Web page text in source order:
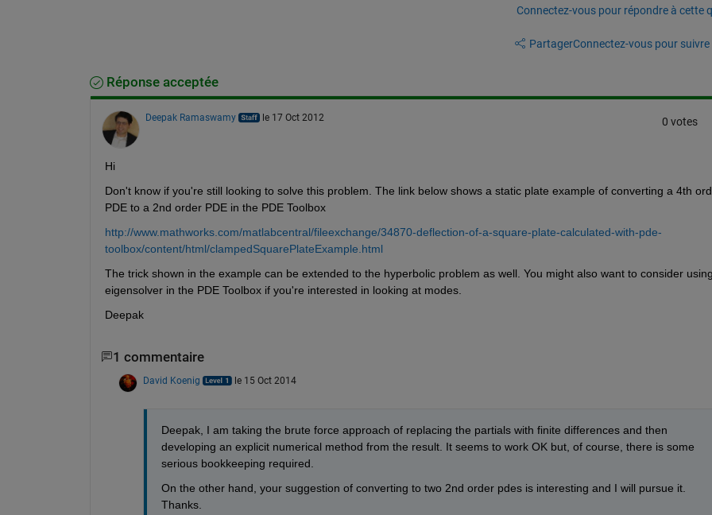
Connectez-vous pour répondre à cette
PartagerConnectez-vous pour suivre
Réponse acceptée
Deepak Ramaswamy le 17 Oct 2012 0 votes
Hi
Don't know if you're still looking to solve this problem. The link below shows a static plate example of converting a 4th
PDE to a 2nd order PDE in the PDE Toolbox
http://www.mathworks.com/matlabcentral/fileexchange/34870-deflection-of-a-square-plate-calculated-with-pde-
toolbox/content/html/clampedSquarePlateExample.html
The trick shown in the example can be extended to the hyperbolic problem as well. You might also want to consider
eigensolver in the PDE Toolbox if you're interested in looking at modes.
Deepak
1 commentaire
David Koenig le 15 Oct 2014
Deepak, I am taking the brute force approach of replacing the partials with finite differences and then
developing an explicit numerical method from the result. It seems to work OK but, of course, there is some
serious bookkeeping required.
On the other hand, your suggestion of converting to two 2nd order pdes is interesting and I will pursue it.
Thanks.